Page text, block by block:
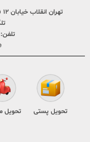
تهران انقلاب خیابان ۱۲ فروردین پایین تر از وحید نظری پلاک ۲۴۹
تلفن:
تحویل پستی تحویل